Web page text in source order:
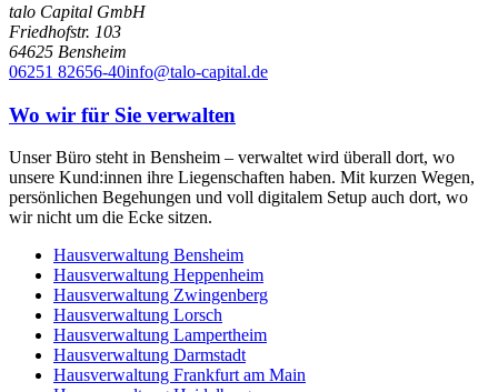
talo Capital GmbH
Friedhofstr. 103
64625 Bensheim
06251 82656-40info@talo-capital.de
Wo wir für Sie verwalten
Unser Büro steht in Bensheim – verwaltet wird überall dort, wo
unsere Kund:innen ihre Liegenschaften haben. Mit kurzen Wegen,
persönlichen Begehungen und voll digitalem Setup auch dort, wo
wir nicht um die Ecke sitzen.
Hausverwaltung Bensheim
Hausverwaltung Heppenheim
Hausverwaltung Zwingenberg
Hausverwaltung Lorsch
Hausverwaltung Lampertheim
Hausverwaltung Darmstadt
Hausverwaltung Frankfurt am Main